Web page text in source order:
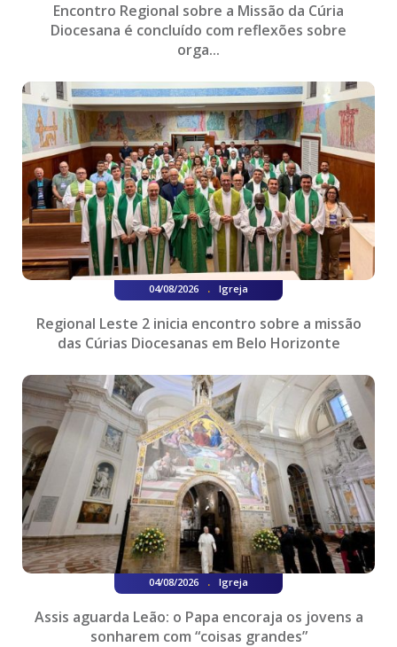
Encontro Regional sobre a Missão da Cúria
Diocesana é concluído com reflexões sobre
orga...
04/08/2026 . Igreja
Regional Leste 2 inicia encontro sobre a missão
das Cúrias Diocesanas em Belo Horizonte
04/08/2026 . Igreja
Assis aguarda Leão: o Papa encoraja os jovens a
sonharem com “coisas grandes”